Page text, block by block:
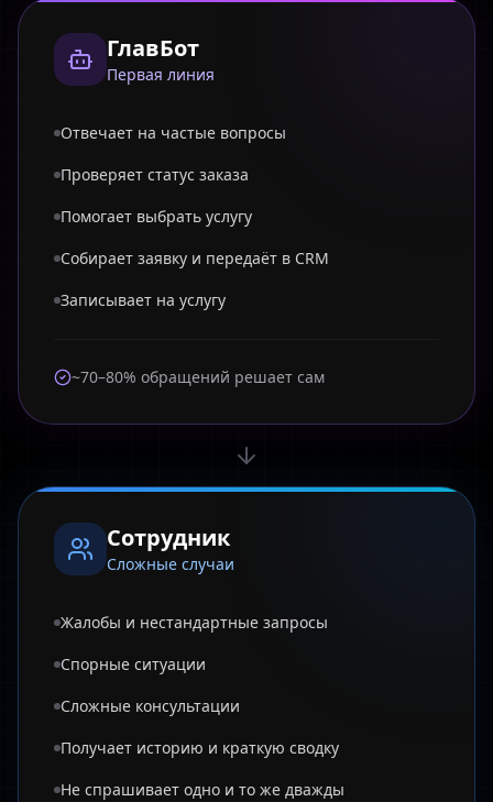
ГлавБот
Первая линия
Отвечает на частые вопросы
Проверяет статус заказа
Помогает выбрать услугу
Собирает заявку и передаёт в CRM
Записывает на услугу
~70–80% обращений решает сам
Сотрудник
Сложные случаи
Жалобы и нестандартные запросы
Спорные ситуации
Сложные консультации
Получает историю и краткую сводку
Не спрашивает одно и то же дважды